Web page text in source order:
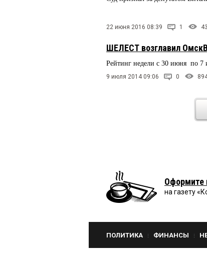
22 июня 2016 08:39 1
ШЕЛЕСТ возглавил
Рейтинг недели с 30 июня по 7
9 июля 2014 09:06 0
Оформите
на газету
ПОЛИТИКА ФИНАНСЫ